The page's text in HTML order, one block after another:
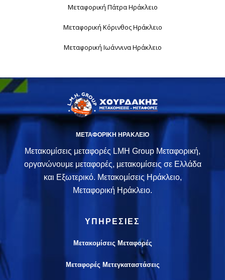
Μεταφορική Πάτρα Ηράκλειο
Μεταφορική Κόρινθος Ηράκλειο
Μεταφορική Ιωάννινα Ηράκλειο
ΜΕΤΑΦΟΡΙΚΗ ΗΡΑΚΛΕΙΟ
Μετακομίσεις μεταφορές LMH Group Μεταφορική,
οργανώνουμε μεταφορές, μετακομίσεις σε Ελλάδα
και Εξωτερικό. Μετακομίσεις Ηράκλειο,
Μεταφορική Ηράκλειο.
ΥΠΗΡΕΣΙΕΣ
Μετακομίσεις Μεταφορές
Μεταφορές Μετεγκαταστάσεις